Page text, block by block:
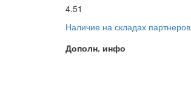
4.51
Наличие на складах партнеров
Дополн. инфо